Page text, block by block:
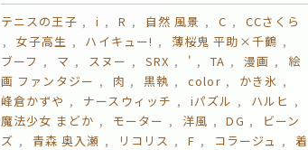
テニスの王子 i R 自然 風景 C
CCさくら
女子高生
ハイキュー!
薄桜鬼 平助×千鶴
ブーフ
マ スヌー SRX ' TA 漫画
絵
画 ファンタジー
肉 黒執 color
かき氷
峰倉かずや
ナースウィッチ iパズル
ハルヒ
魔法少女 まどか
モーター 洋風 DG
ビーン
ズ
青森 奥入瀬 リコリス F コラージュ
着